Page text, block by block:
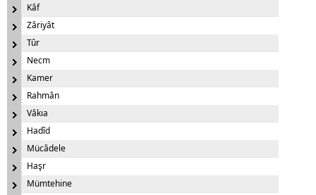
Kâf
Zâriyât
Tûr
Necm
Kamer
Rahmân
Vâkıa
Hadîd
Mücâdele
Haşr
Mümtehine